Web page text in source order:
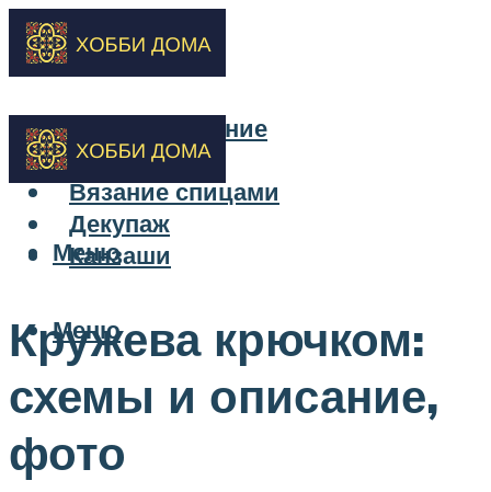
Бисероплетение
Вышивка
Вязание спицами
Декупаж
Канзаши
Меню
Меню
Кружева крючком:
схемы и описание,
фото